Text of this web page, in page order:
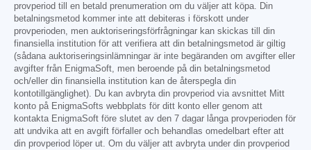
provperiod till en betald prenumeration om du väljer att köpa. Din
betalningsmetod kommer inte att debiteras i förskott under
provperioden, men auktoriseringsförfrågningar kan skickas till din
finansiella institution för att verifiera att din betalningsmetod är giltig
(sådana auktoriseringsinlämningar är inte begäranden om avgifter eller
avgifter från EnigmaSoft, men beroende på din betalningsmetod
och/eller din finansiella institution kan de återspegla din
kontotillgänglighet). Du kan avbryta din provperiod via avsnittet Mitt
konto på EnigmaSofts webbplats för ditt konto eller genom att
kontakta EnigmaSoft före slutet av den 7 dagar långa provperioden för
att undvika att en avgift förfaller och behandlas omedelbart efter att
din provperiod löper ut. Om du väljer att avbryta under din provperiod